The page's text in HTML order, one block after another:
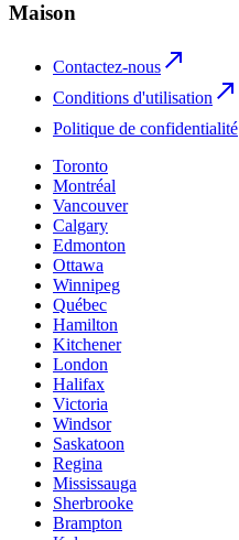
Maison
Contactez-nous
Conditions d'utilisation
Politique de confidentialité
Toronto
Montréal
Vancouver
Calgary
Edmonton
Ottawa
Winnipeg
Québec
Hamilton
Kitchener
London
Halifax
Victoria
Windsor
Saskatoon
Regina
Mississauga
Sherbrooke
Brampton